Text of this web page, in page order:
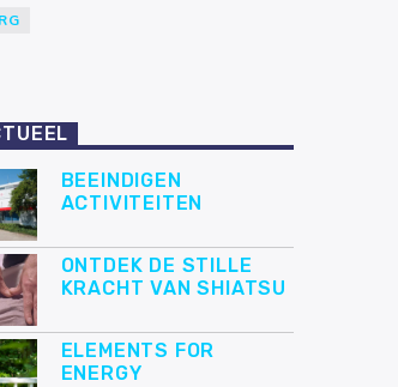
BEEINDIGEN
ACTIVITEITEN
ONTDEK DE STILLE
KRACHT VAN SHIATSU
ELEMENTS FOR
ENERGY